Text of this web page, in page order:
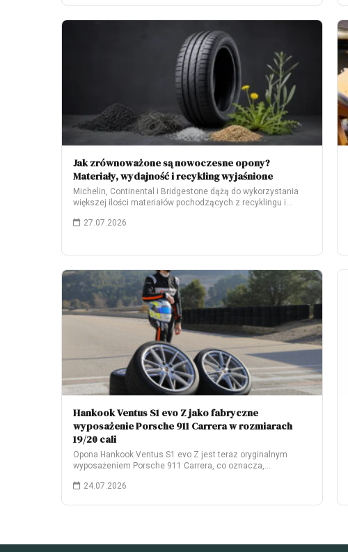
Jak zrównoważone są nowoczesne opony?
Materiały, wydajność i recykling wyjaśnione
Michelin, Continental i Bridgestone dążą do wykorzystania
większej ilości materiałów pochodzących z recyklingu i
27.07.2026
Hankook Ventus S1 evo Z jako fabryczne
wyposażenie Porsche 911 Carrera w rozmiarach
19/20 cali
Opona Hankook Ventus S1 evo Z jest teraz oryginalnym
wyposażeniem Porsche 911 Carrera, co oznacza,…
24.07.2026